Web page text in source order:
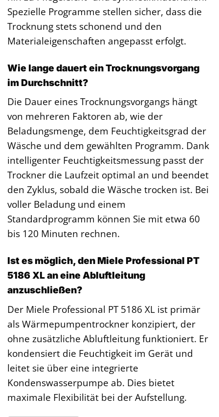
Spezielle Programme stellen sicher, dass die
Trocknung stets schonend und den
Materialeigenschaften angepasst erfolgt.
Wie lange dauert ein Trocknungsvorgang
im Durchschnitt?
Die Dauer eines Trocknungsvorgangs hängt
von mehreren Faktoren ab, wie der
Beladungsmenge, dem Feuchtigkeitsgrad der
Wäsche und dem gewählten Programm. Dank
intelligenter Feuchtigkeitsmessung passt der
Trockner die Laufzeit optimal an und beendet
den Zyklus, sobald die Wäsche trocken ist. Bei
voller Beladung und einem
Standardprogramm können Sie mit etwa 60
bis 120 Minuten rechnen.
Ist es möglich, den Miele Professional PT
5186 XL an eine Abluftleitung
anzuschließen?
Der Miele Professional PT 5186 XL ist primär
als Wärmepumpentrockner konzipiert, der
ohne zusätzliche Abluftleitung funktioniert. Er
kondensiert die Feuchtigkeit im Gerät und
leitet sie über eine integrierte
Kondenswasserpumpe ab. Dies bietet
maximale Flexibilität bei der Aufstellung.